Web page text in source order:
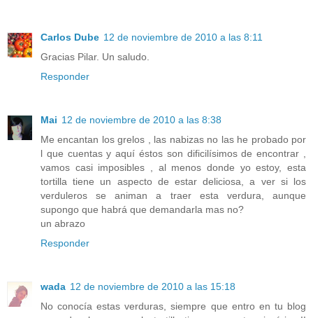
Carlos Dube 12 de noviembre de 2010 a las 8:11
Gracias Pilar. Un saludo.
Responder
Mai 12 de noviembre de 2010 a las 8:38
Me encantan los grelos , las nabizas no las he probado por
l que cuentas y aquí éstos son dificilísimos de encontrar ,
vamos casi imposibles , al menos donde yo estoy, esta
tortilla tiene un aspecto de estar deliciosa, a ver si los
verduleros se animan a traer esta verdura, aunque
supongo que habrá que demandarla mas no?
un abrazo
Responder
wada 12 de noviembre de 2010 a las 15:18
No conocía estas verduras, siempre que entro en tu blog